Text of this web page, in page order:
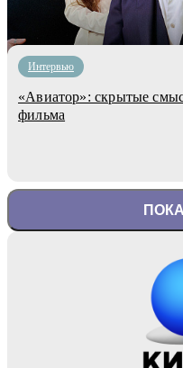
Интервью
«Авиатор»: скрытые
фильма